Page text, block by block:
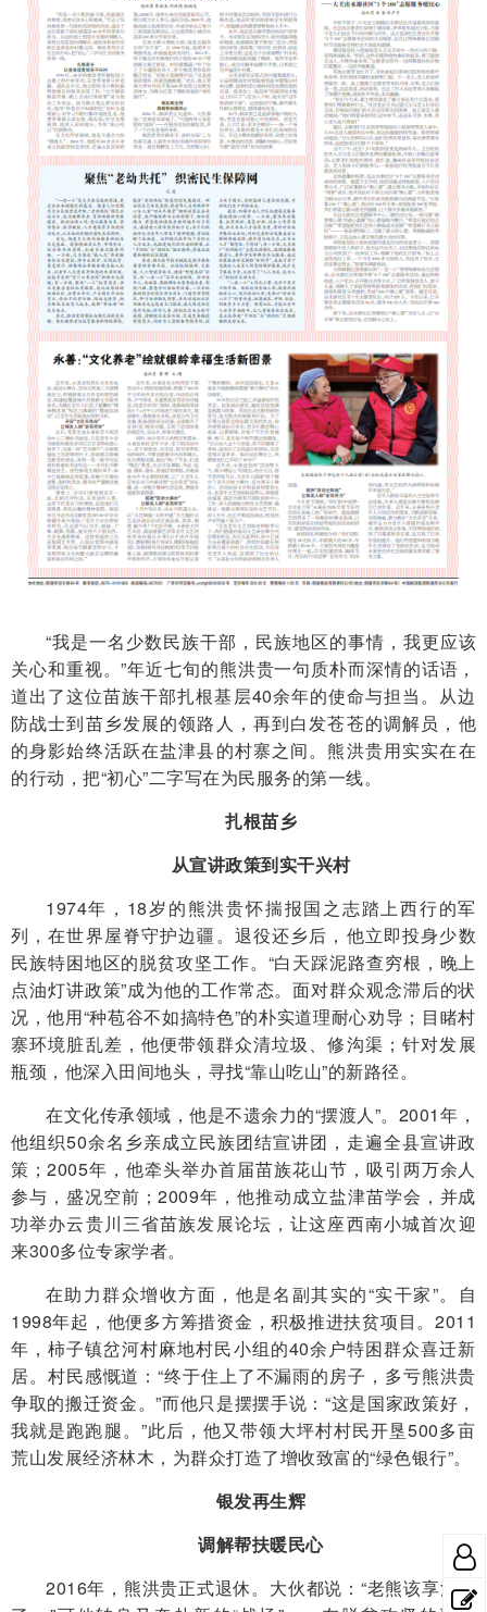
“我是一名少数民族干部，民族地区的事情，我更应该
关心和重视。”年近七旬的熊洪贵一句质朴而深情的话语，
道出了这位苗族干部扎根基层40余年的使命与担当。从边
防战士到苗乡发展的领路人，再到白发苍苍的调解员，他
的身影始终活跃在盐津县的村寨之间。熊洪贵用实实在在
的行动，把“初心”二字写在为民服务的第一线。
扎根苗乡
从宣讲政策到实干兴村
1974年，18岁的熊洪贵怀揣报国之志踏上西行的军
列，在世界屋脊守护边疆。退役还乡后，他立即投身少数
民族特困地区的脱贫攻坚工作。“白天踩泥路查穷根，晚上
点油灯讲政策”成为他的工作常态。面对群众观念滞后的状
况，他用“种苞谷不如搞特色”的朴实道理耐心劝导；目睹村
寨环境脏乱差，他便带领群众清垃圾、修沟渠；针对发展
瓶颈，他深入田间地头，寻找“靠山吃山”的新路径。
在文化传承领域，他是不遗余力的“摆渡人”。2001年，
他组织50余名乡亲成立民族团结宣讲团，走遍全县宣讲政
策；2005年，他牵头举办首届苗族花山节，吸引两万余人
参与，盛况空前；2009年，他推动成立盐津苗学会，并成
功举办云贵川三省苗族发展论坛，让这座西南小城首次迎
来300多位专家学者。
在助力群众增收方面，他是名副其实的“实干家”。自
1998年起，他便多方筹措资金，积极推进扶贫项目。2011
年，柿子镇岔河村麻地村民小组的40余户特困群众喜迁新
居。村民感慨道：“终于住上了不漏雨的房子，多亏熊洪贵
争取的搬迁资金。”而他只是摆摆手说：“这是国家政策好，
我就是跑跑腿。”此后，他又带领大坪村村民开垦500多亩
荒山发展经济林木，为群众打造了增收致富的“绿色银行”。
银发再生辉
调解帮扶暖民心
2016年，熊洪贵正式退休。大伙都说：“老熊该享清福